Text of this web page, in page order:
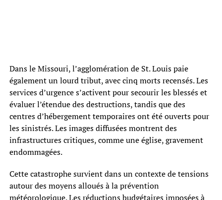
Dans le Missouri, l’agglomération de St. Louis paie
également un lourd tribut, avec cinq morts recensés. Les
services d’urgence s’activent pour secourir les blessés et
évaluer l’étendue des destructions, tandis que des
centres d’hébergement temporaires ont été ouverts pour
les sinistrés. Les images diffusées montrent des
infrastructures critiques, comme une église, gravement
endommagées.
Cette catastrophe survient dans un contexte de tensions
autour des moyens alloués à la prévention
météorologique. Les réductions budgétaires imposées à